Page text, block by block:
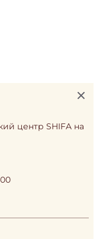
центр SHIFA на